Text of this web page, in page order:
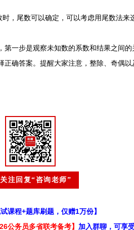
尾数可以确定，可以考虑用尾数法来
步是观察未知数的系数和结果之间的
确答案。提醒大家注意，整除、奇偶
注回复“咨询老师”
试课程+题库刷题，仅赠1万份】
公务员多省联考备考】 加入群聊，可享